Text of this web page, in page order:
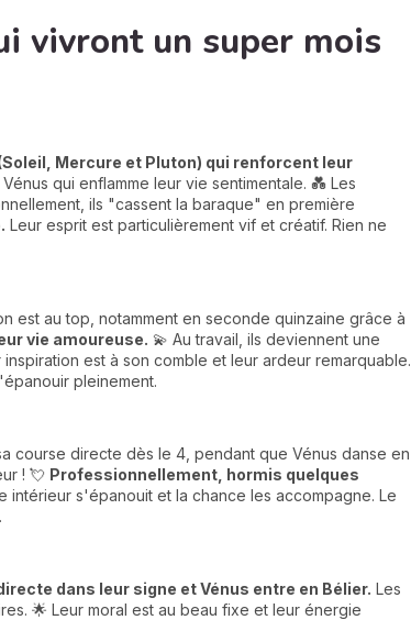
vivront un super mois
Mercure et Pluton) qui renforcent leur
qui enflamme leur vie sentimentale. 💑 Les
ils "cassent la baraque" en première
Leur esprit est particulièrement vif et créatif. Rien ne
est au top, notamment en seconde quinzaine grâce à
vie amoureuse. 💫 Au travail, ils deviennent une
est à son comble et leur ardeur remarquable.
pleinement.
course directe dès le 4, pendant que Vénus danse en
! 💘 Professionnellement, hormis quelques
intérieur s'épanouit et la chance les accompagne. Le
dans leur signe et Vénus entre en Bélier. Les
🌟 Leur moral est au beau fixe et leur énergie